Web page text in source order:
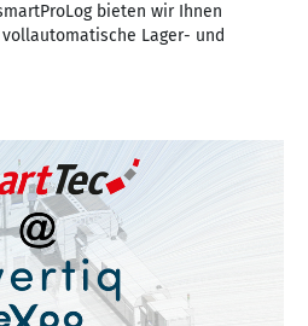
smartProLog bieten wir Ihnen
Lager- und